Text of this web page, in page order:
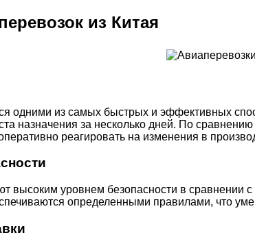
из Китая
одними из самых быстрых и эффективных
назначения за несколько дней. По
реагировать на изменения в
высоким уровнем безопасности в
определенными правилами, что